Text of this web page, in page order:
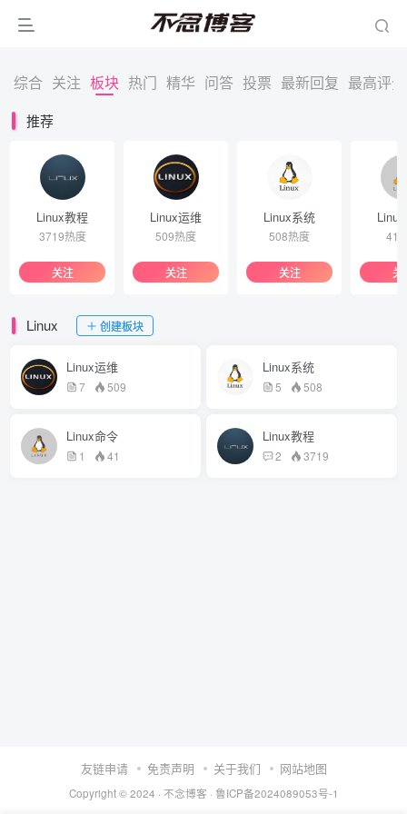
综合 关注 板块 热门 精华 问答 投票 最新回复 最高评分
推荐
Linux教程
3719热度
关注
Linux运维
509热度
关注
Linux系统
508热度
关注
41
关
Linux 创建板块
Linux运维
7 509
Linux系统
5 508
Linux命令
1 41
Linux教程
2 3719
友链申请 免责声明 关于我们 网站地图
Copyright © 2024 · 不念博客 · 鲁ICP备2024089053号-1